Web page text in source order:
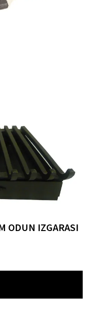
ODUN IZGARASI